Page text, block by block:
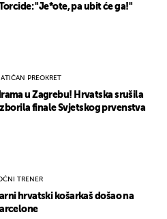
Torcide: "Je*ote, pa ubit će ga!"
PREOKRET
u Zagrebu! Hrvatska srušila
finale Svjetskog prvenstva
TRENER
hrvatski košarkaš došao na